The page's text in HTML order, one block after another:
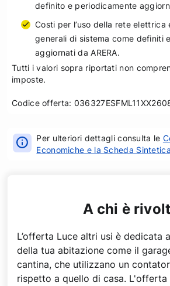
definito e periodicamente
Costi per l’uso della rete elettrica
generali di sistema come definiti
aggiornati da ARERA.
Tutti i valori sopra riportati non
imposte.
Codice offerta:
Per ulteriori dettagli consulta le
Economiche e la Scheda Sintetica
A chi è
L’offerta Luce altri usi è dedicata
della tua abitazione come il
cantina, che utilizzano un
rispetto a quello di casa. L'offerta